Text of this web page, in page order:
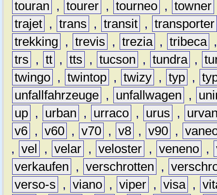
touran , tourer , tourneo , towner
trajet , trans , transit , transporter
trekking
, trevis , trezia , tribeca
trs
, tt , tts , tucson , tundra ,
twingo , twintop , twizy , typ ,
unfallfahrzeuge , unfallwagen ,
up , urban , urraco , urus ,
v6 , v60 , v70 , v8 , v90 ,
, vel , velar , veloster , veneno ,
verkaufen
, verschrotten ,
verso-s
, viano , viper , visa ,